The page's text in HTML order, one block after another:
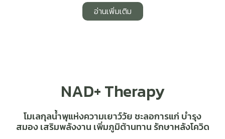
อ่านเพิ่มเติม
NAD+ Therapy
โมเลกุลน้ำพุแห่งความเยาว์วัย ชะลอการแก่ บำรุง
สมอง เสริมพลังงาน เพิ่มภูมิต้านทาน รักษาหลังโควิด